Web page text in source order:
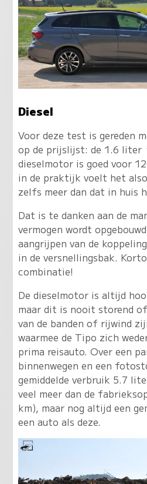
Diesel
Voor deze test is gereden
op de prijslijst: de 1.6 liter
dieselmotor is goed voor
in de praktijk voelt het
zelfs meer dan dat in huis
Dat is te danken aan de
vermogen wordt
aangrijpen van de
in de versnellingsbak.
combinatie!
De dieselmotor is altijd
maar dit is nooit storend
van de banden of rijwind
waarmee de Tipo zich
prima reisauto. Over een
binnenwegen en een
gemiddelde verbruik 5.7
veel meer dan de
km), maar nog altijd een
een auto als deze.